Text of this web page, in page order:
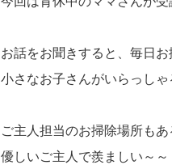
お話をお聞きすると、毎日
小さなお子さんがいらっしゃ
ご主人担当のお掃除場所も
優しいご主人で羨ましい～～